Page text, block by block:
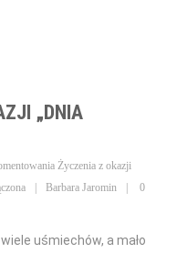
„DNIA
Życzenia z okazji
Barbara Jaromin 0
uśmiechów, a mało